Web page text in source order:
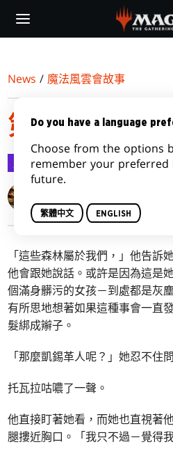
main
News / 魔法風雲會故事
第二集：狼群
魔法風雲會故事 2021-09-08
「這些森林屬於我們，」他告訴
他會跟她說話。或許是因為這是
個滿身髒污的女孩－到處都是灰
有所思地想著如果這種事會一直
髮綁成辮子。
「那麼凱錫革人呢？」她忍不住
托瓦拉咕噥了一聲。
他直接盯著她看，而她也直視著
腿摟近胸口。「我只不過－覺得
Do you have a language
Choose from the options
remember your preferred
future.
繁體中文 ENGLISH